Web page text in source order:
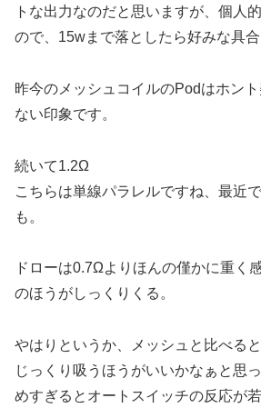
トな出力なのだと思いますが、個人
ので、15wまで落としたら好みな具合
昨今のメッシュコイルのPodはホン
ない印象です。
続いて1.2Ω
こちらは単線パラレルですね、最近
も。
ドローは0.7Ωよりほんの僅かに重く
のほうがしっくりくる。
やはりというか、メッシュと比べる
じっくり吸うほうがいいかなぁと思
めすぎるとオートスイッチの反応が若